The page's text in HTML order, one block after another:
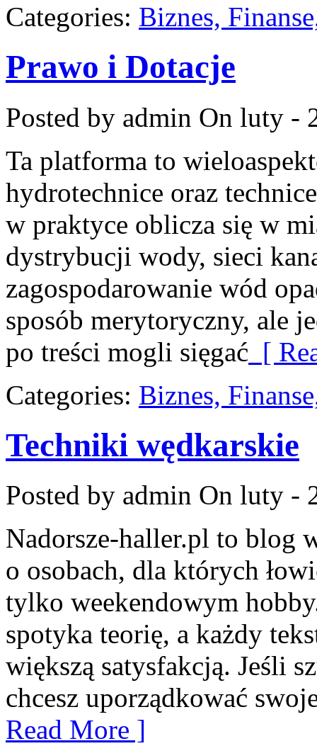
Categories: Biznes,
Prawo i Dotacje
Posted by admin On luty -
Ta platforma to
hydrotechnice oraz
w praktyce oblicza się w
dystrybucji wody, sieci
zagospodarowanie wód
sposób merytoryczny, ale
po treści mogli sięgać [
Categories: Biznes,
Techniki wędkarskie
Posted by admin On luty -
Nadorsze-haller.pl to blog
o osobach, dla których
tylko weekendowym
spotyka teorię, a każdy
większą satysfakcją. Jeśli
chcesz uporządkować
Read More ]